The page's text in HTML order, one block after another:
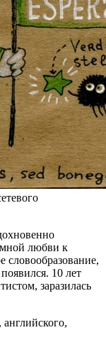
любви к
словообразование,
10 лет
заразилась